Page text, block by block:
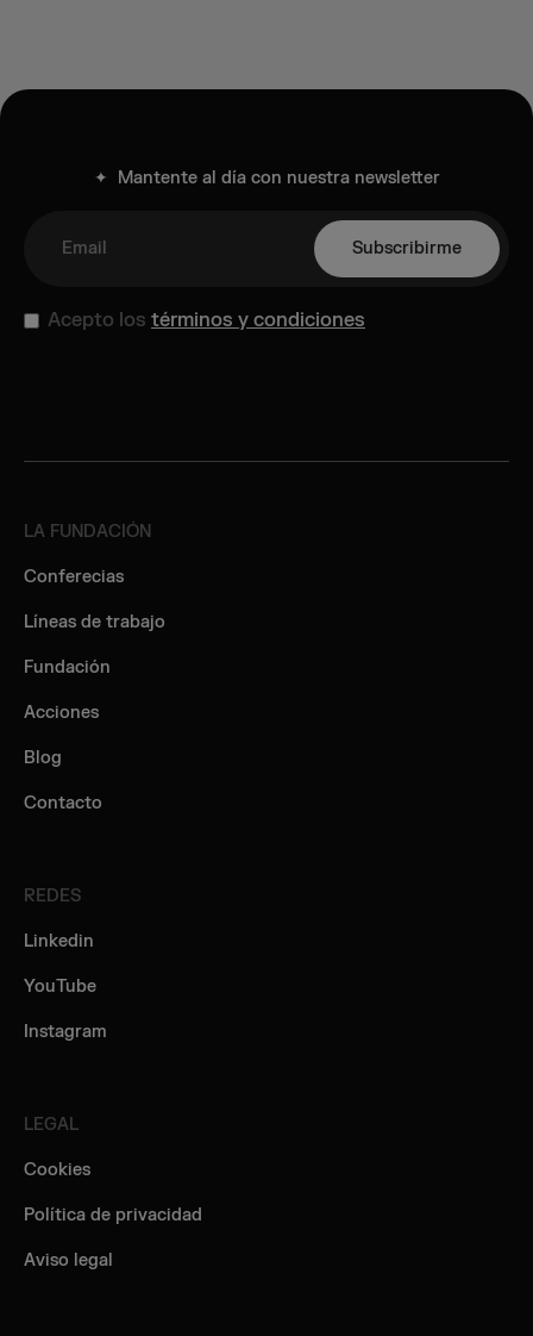
✦ Mantente al día con nuestra newsletter
Acepto los términos y condiciones
LA FUNDACIÓN
Conferecias
Líneas de trabajo
Fundación
Acciones
Blog
Contacto
REDES
Linkedin
YouTube
Instagram
LEGAL
Cookies
Política de privacidad
Aviso legal